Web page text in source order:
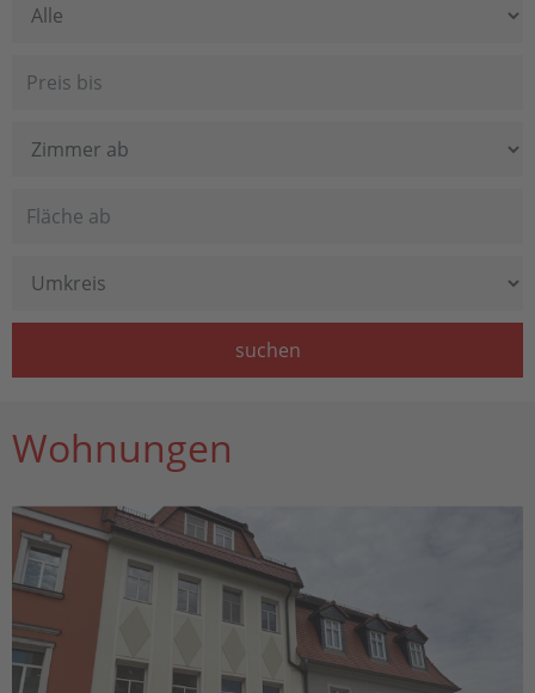
suchen
Wohnungen